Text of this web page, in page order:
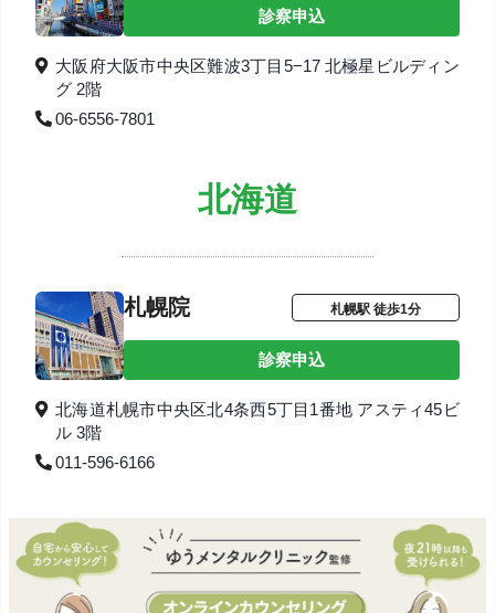
診察申込
大阪府大阪市中央区難波3丁目5−17 北極星ビルディン
グ 2階
06-6556-7801
北海道
札幌院 札幌駅 徒歩1分
診察申込
北海道札幌市中央区北4条西5丁目1番地 アスティ45ビ
ル 3階
011-596-6166